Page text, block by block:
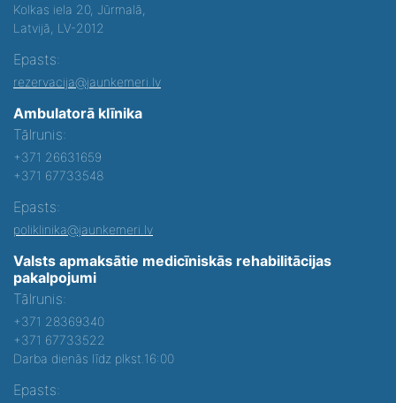
Kolkas iela 20, Jūrmalā,
Latvijā, LV-2012
Epasts:
rezervacija@jaunkemeri.lv
Ambulatorā klīnika
Tālrunis:
+371 26631659
+371 67733548
Epasts:
poliklinika@jaunkemeri.lv
Valsts apmaksātie medicīniskās rehabilitācijas
pakalpojumi
Tālrunis:
+371 28369340
+371 67733522
Darba dienās līdz plkst.16:00
Epasts: